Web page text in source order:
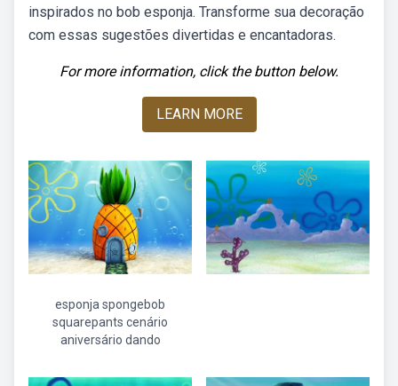
inspirados no bob esponja. Transforme sua decoração
com essas sugestões divertidas e encantadoras.
For more information, click the button below.
LEARN MORE
esponja spongebob
squarepants cenário
aniversário dando